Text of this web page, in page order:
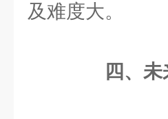
及难度大。
四、